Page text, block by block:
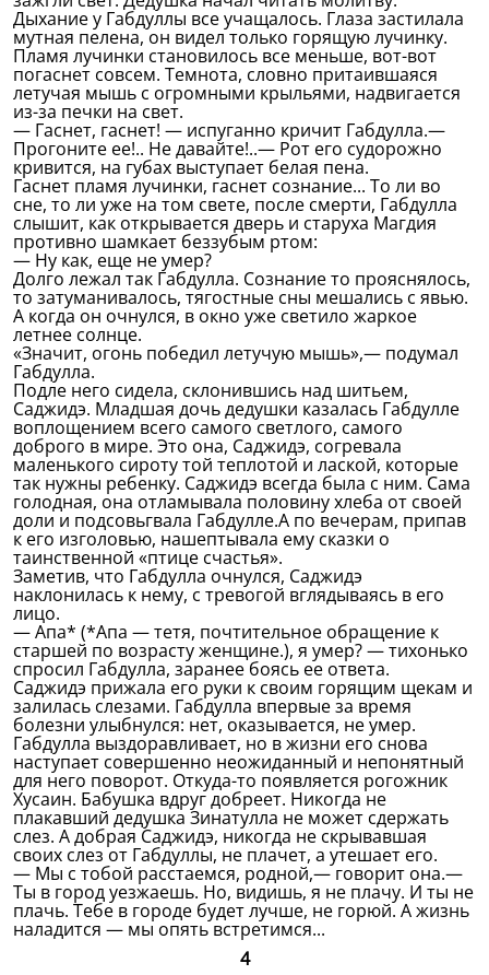
Дыхание у Габдуллы все учащалось. Глаза застилала
мутная пелена, он видел только горящую лучинку.
Пламя лучинки становилось все меньше, вот-вот
погаснет совсем. Темнота, словно притаившаяся
летучая мышь с огромными крыльями, надвигается
из-за печки на свет.
— Гаснет, гаснет! — испуганно кричит Габдулла.—
Прогоните ее!.. Не давайте!..— Рот его судорожно
кривится, на губах выступает белая пена.
Гаснет пламя лучинки, гаснет сознание... То ли во
сне, то ли уже на том свете, после смерти, Габдулла
слышит, как открывается дверь и старуха Магдия
противно шамкает беззубым ртом:
— Ну как, еще не умер?
Долго лежал так Габдулла. Сознание то прояснялось,
то затуманивалось, тягостные сны мешались с явью.
А когда он очнулся, в окно уже светило жаркое
летнее солнце.
«Значит, огонь победил летучую мышь»,— подумал
Габдулла.
Подле него сидела, склонившись над шитьем,
Саджидэ. Младшая дочь дедушки казалась Габдулле
воплощением всего самого светлого, самого
доброго в мире. Это она, Саджидэ, согревала
маленького сироту той теплотой и лаской, которые
так нужны ребенку. Саджидэ всегда была с ним. Сама
голодная, она отламывала половину хлеба от своей
доли и подсовьгвала Габдулле.А по вечерам, припав
к его изголовью, нашептывала ему сказки о
таинственной «птице счастья».
Заметив, что Габдулла очнулся, Саджидэ
наклонилась к нему, с тревогой вглядываясь в его
лицо.
— Апа* (*Апа — тетя, почтительное обращение к
старшей по возрасту женщине.), я умер? — тихонько
спросил Габдулла, заранее боясь ее ответа.
Саджидэ прижала его руки к своим горящим щекам и
залилась слезами. Габдулла впервые за время
болезни улыбнулся: нет, оказывается, не умер.
Габдулла выздоравливает, но в жизни его снова
наступает совершенно неожиданный и непонятный
для него поворот. Откуда-то появляется рогожник
Хусаин. Бабушка вдруг добреет. Никогда не
плакавший дедушка Зинатулла не может сдержать
слез. А добрая Саджидэ, никогда не скрывавшая
своих слез от Габдуллы, не плачет, а утешает его.
— Мы с тобой расстаемся, родной,— говорит она.—
Ты в город уезжаешь. Но, видишь, я не плачу. И ты не
плачь. Тебе в городе будет лучше, не горюй. А жизнь
наладится — мы опять встретимся...
4